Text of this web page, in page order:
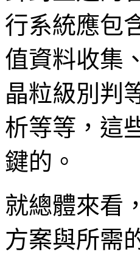
行系統應包
值資料收集
晶粒級別判
析等等，這
鍵的。
就總體來看
方案與所需